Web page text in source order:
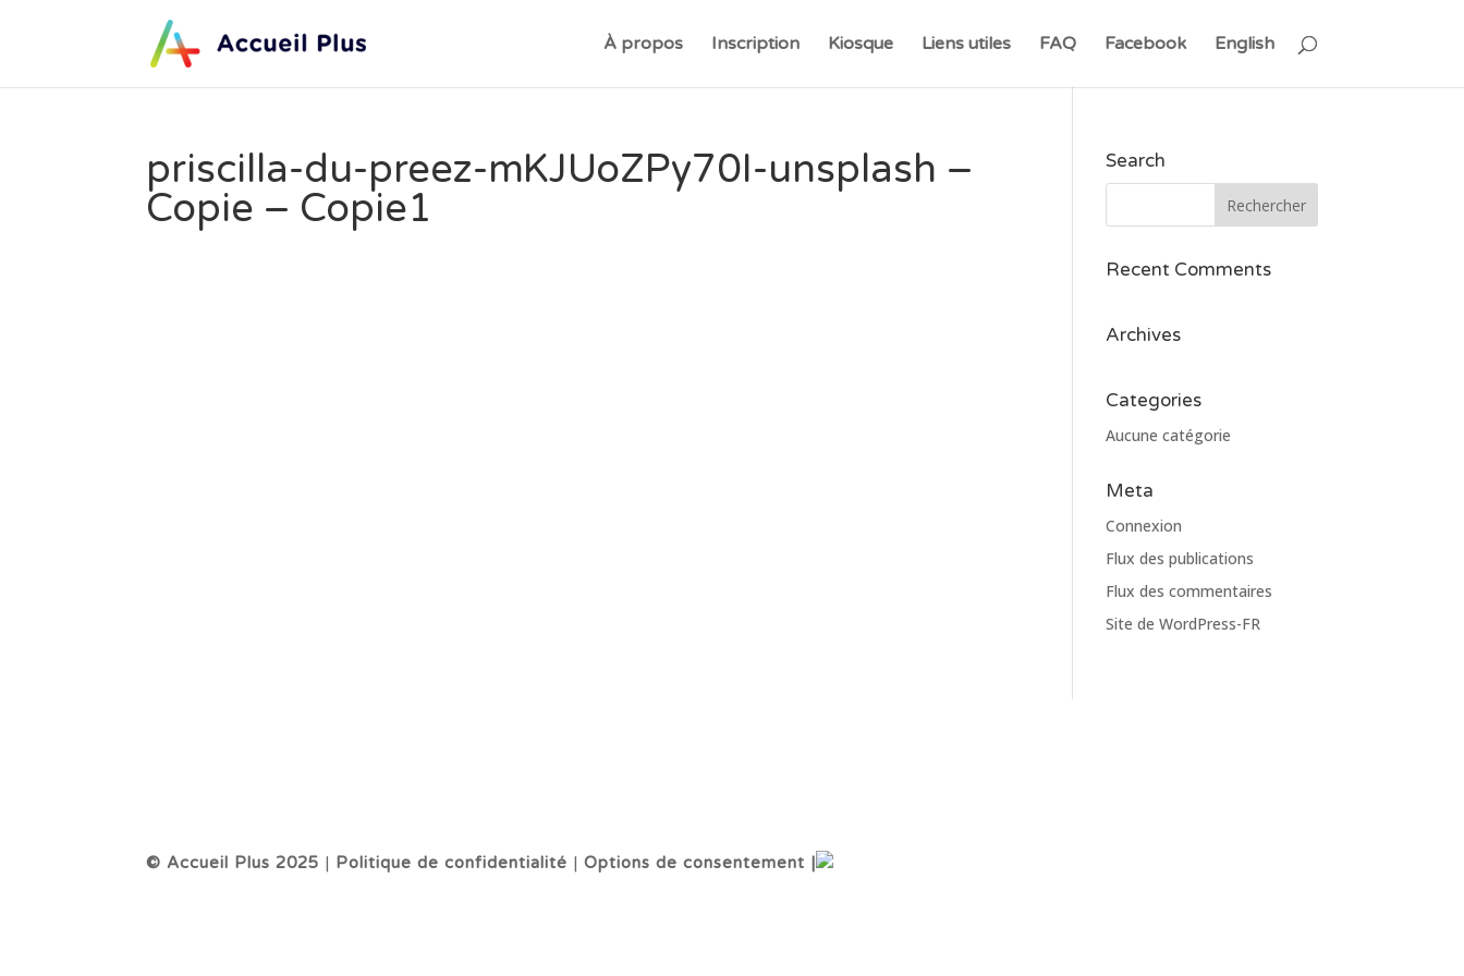
À propos Inscription Kiosque Liens utiles FAQ Facebook English
priscilla-du-preez-mKJUoZPy70I-unsplash –
Copie – Copie1
Search
Recent Comments
Archives
Categories
Aucune catégorie
Meta
Connexion
Flux des publications
Flux des commentaires
Site de WordPress-FR
© Accueil Plus 2025 | Politique de confidentialité |Options de consentement |